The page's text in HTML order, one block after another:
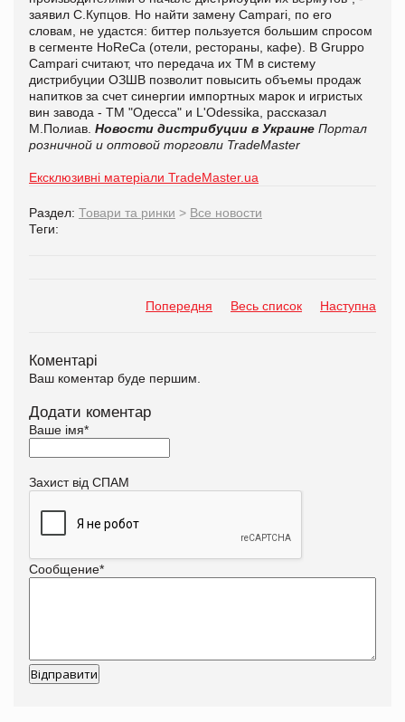
заявил С.Купцов. Но найти замену Campari, по его
словам, не удастся: биттер пользуется большим спросом
в сегменте HoReCa (отели, рестораны, кафе). В Gruppo
Campari считают, что передача их ТМ в систему
дистрибуции ОЗШВ позволит повысить объемы продаж
напитков за счет синергии импортных марок и игристых
вин завода - ТМ "Одесса" и L'Odessika, рассказал
М.Полиав. Новости дистрибуции в Украине Портал
розничной и оптовой торговли TradeMaster
Ексклюзивні матеріали TradeMaster.ua
Раздел: Товари та ринки > Все новости
Теги:
Попередня Весь список Наступна
Коментарі
Ваш коментар буде першим.
Додати коментар
Ваше імя*
Захист від СПАМ
Сообщение*